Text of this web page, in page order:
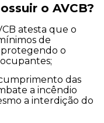
o AVCB?
de
o
a incêndio
a interdição do